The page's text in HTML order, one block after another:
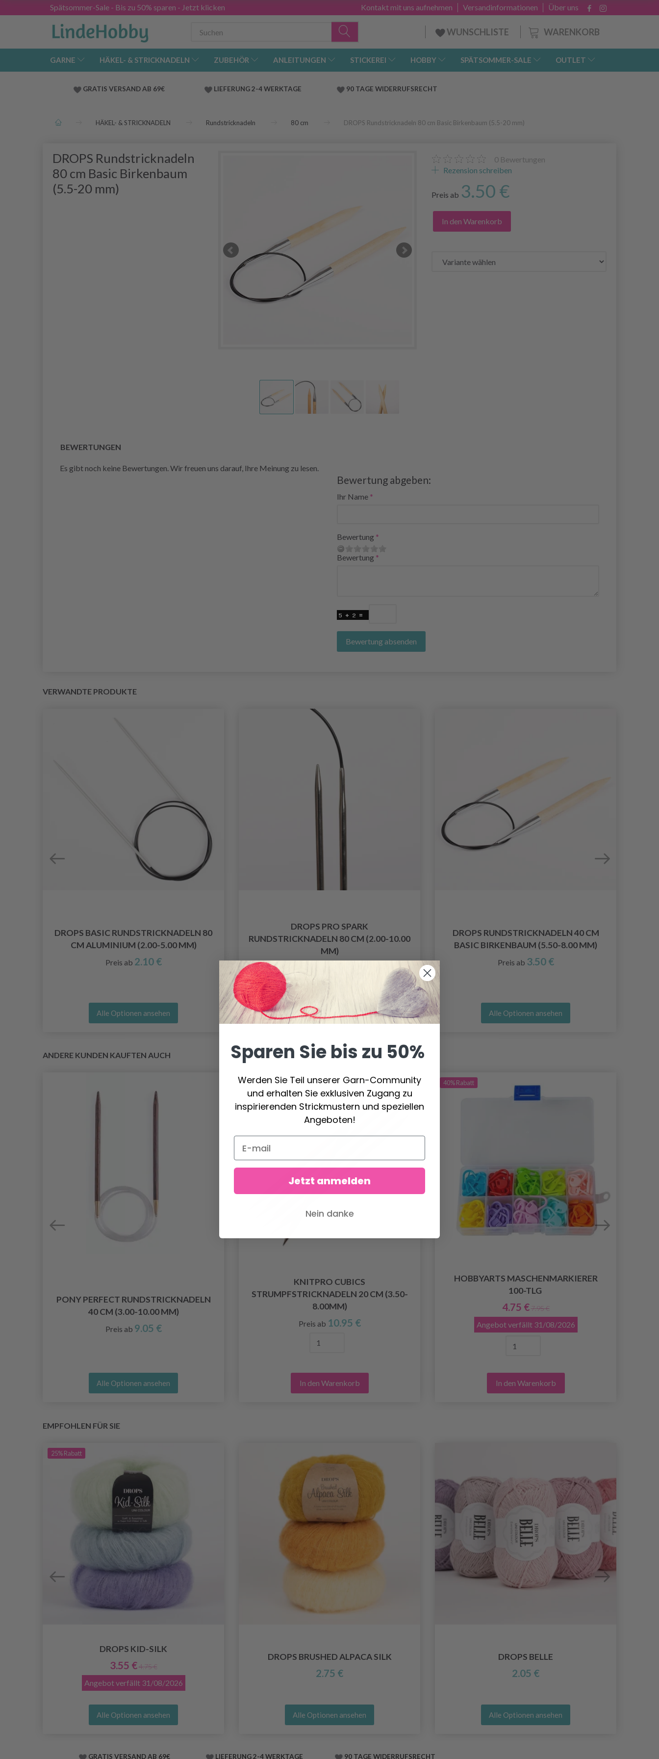
Spätsommer-Sale - Bis zu 50% sparen - Jetzt klicken Über uns
Versandinformationen
Kontakt mit uns aufnehmen
WARENKORB
WUNSCHLISTE
GARNE HÄKEL- & STRICKNADELN ZUBEHÖR ANLEITUNGEN STICKEREI HOBBY SPÄTSOMMER-SALE OUTLET
GRATIS VERSAND AB 69€ LIEFERUNG 2-4 WERKTAGE 90 TAGE WIDERRUFSRECHT
HÄKEL- & STRICKNADELN Rundstricknadeln 80 cm DROPS Rundstricknadeln 80 cm Basic Birkenbaum (5.5-20 mm)
DROPS Rundstricknadeln
80 cm Basic Birkenbaum
(5.5-20 mm)
0 Bewertungen
Rezension schreiben
Preis ab 3.50 €
In den Warenkorb
BEWERTUNGEN
Es gibt noch keine Bewertungen. Wir freuen uns darauf, Ihre Meinung zu lesen.
Bewertung abgeben:
Ihr Name
Bewertung
Bewertung
Bewertung absenden
VERWANDTE PRODUKTE
DROPS BASIC RUNDSTRICKNADELN 80
CM ALUMINIUM (2.00-5.00 MM)
Preis ab 2.10 €
Alle Optionen ansehen
DROPS PRO SPARK
RUNDSTRICKNADELN 80 CM (2.00-10.00
MM)
Alle Optionen ansehen
DROPS RUNDSTRICKNADELN 40 CM
BASIC BIRKENBAUM (5.50-8.00 MM)
Preis ab 3.50 €
Alle Optionen ansehen
ANDERE KUNDEN KAUFTEN AUCH
PONY PERFECT RUNDSTRICKNADELN
40 CM (3.00-10.00 MM)
Preis ab 9.05 €
Alle Optionen ansehen
KNITPRO CUBICS
STRUMPFSTRICKNADELN 20 CM (3.50-
8.00MM)
Preis ab 10.95 €
In den Warenkorb
40%Rabatt
HOBBYARTS MASCHENMARKIERER
100-TLG
4.75 € 7.95 €
Angebot verfällt 31/08/2026
In den Warenkorb
EMPFOHLEN FÜR SIE
25%Rabatt
DROPS KID-SILK
3.55 € 4.75 €
Angebot verfällt 31/08/2026
Alle Optionen ansehen
DROPS BRUSHED ALPACA SILK
2.75 €
Alle Optionen ansehen
DROPS BELLE
2.05 €
Alle Optionen ansehen
GRATIS VERSAND AB 69€ LIEFERUNG 2-4 WERKTAGE 90 TAGE WIDERRUFSRECHT
Sparen Sie bis zu 50%
Werden Sie Teil unserer Garn-Community
und erhalten Sie exklusiven Zugang zu
inspirierenden Strickmustern und speziellen
Angeboten!
Jetzt anmelden
Nein danke